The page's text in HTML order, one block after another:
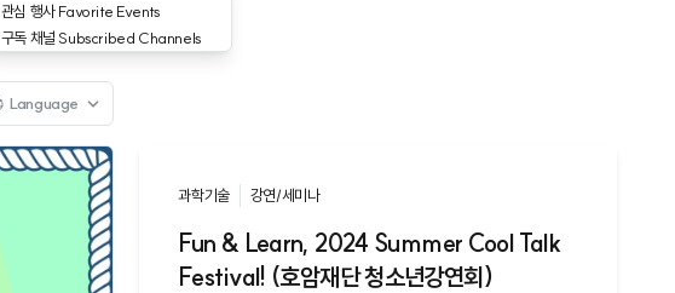
관심 행사Favorite Events
구독 채널 Subscribed Channels
Language
과학기술 강연/세미나
Fun & Learn, 2024 Summer Cool Talk
Festival! (호암재단 청소년강연회)